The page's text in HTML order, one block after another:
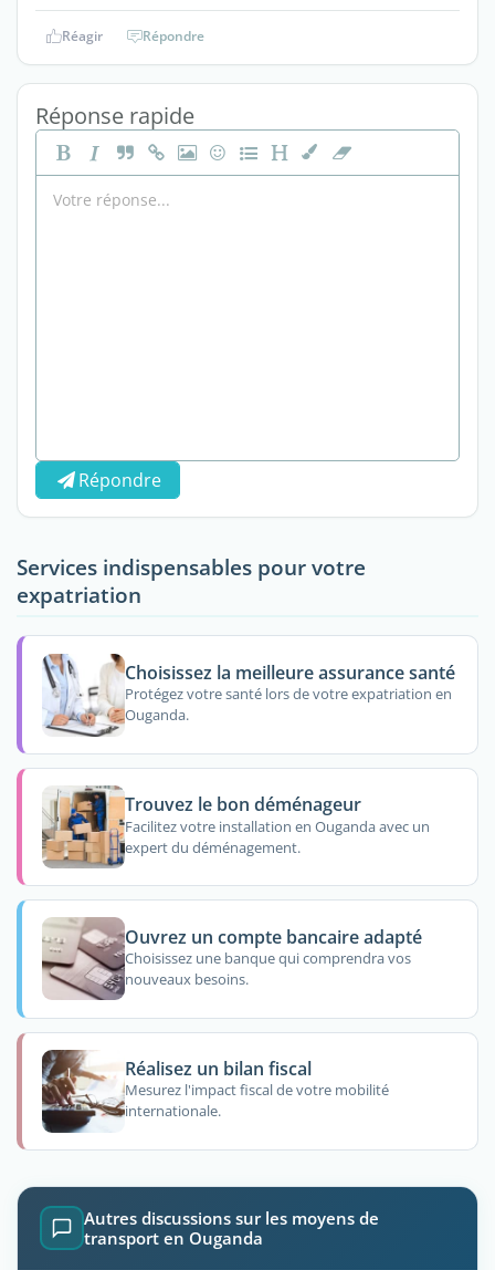
Réagir Répondre
Réponse rapide
Répondre
Services indispensables pour votre
expatriation
Choisissez la meilleure assurance santé
Protégez votre santé lors de votre expatriation en
Ouganda.
Trouvez le bon déménageur
Facilitez votre installation en Ouganda avec un
expert du déménagement.
Ouvrez un compte bancaire adapté
Choisissez une banque qui comprendra vos
nouveaux besoins.
Réalisez un bilan fiscal
Mesurez l'impact fiscal de votre mobilité
internationale.
Autres discussions sur les moyens de
transport en Ouganda